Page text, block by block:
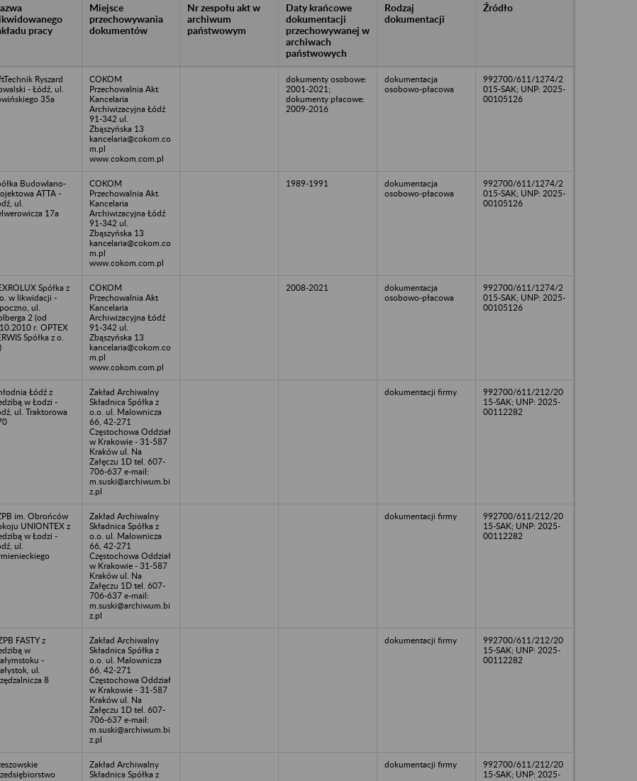
pracy
Miejsce
przechowywania
dokumentów
Nr zespołu akt w
archiwum
państwowym
Daty krańcowe
dokumentacji
przechowywanej w
archiwach
państwowych
Rodzaj
dokumentacji
Źródło
Ryszard
- Łódź, ul.
35a
COKOM
Przechowalnia Akt
Kancelaria
Archiwizacyjna Łódź
91-342 ul.
Zbąszyńska 13
kancelaria@cokom.co
m.pl
www.cokom.com.pl
dokumenty osobowe:
2001-2021;
dokumenty płacowe:
2009-2016
dokumentacja
osobowo-płacowa
992700/611/1274/2
015-SAK; UNP: 2025-
00105126
Budowlano-
ATTA -
ul.
17a
COKOM
Przechowalnia Akt
Kancelaria
Archiwizacyjna Łódź
91-342 ul.
Zbąszyńska 13
kancelaria@cokom.co
m.pl
www.cokom.com.pl
1989-1991
dokumentacja
osobowo-płacowa
992700/611/1274/2
015-SAK; UNP: 2025-
00105126
Spółka z
w likwidacji -
ul.
2 (od
r. OPTEX
Spółka z o.
COKOM
Przechowalnia Akt
Kancelaria
Archiwizacyjna Łódź
91-342 ul.
Zbąszyńska 13
kancelaria@cokom.co
m.pl
www.cokom.com.pl
2008-2021
dokumentacja
osobowo-płacowa
992700/611/1274/2
015-SAK; UNP: 2025-
00105126
Łódź z
w Łodzi -
ul. Traktorowa
Zakład Archiwalny
Składnica Spółka z
o.o. ul. Malownicza
66, 42-271
Częstochowa Oddział
w Krakowie - 31-587
Kraków ul. Na
Załęczu 1D tel. 607-
706-637 e-mail:
m.suski@archiwum.bi
z.pl
dokumentacji firmy
992700/611/212/20
15-SAK; UNP: 2025-
00112282
im. Obrońców
UNIONTEX z
w Łodzi -
ul.
Zakład Archiwalny
Składnica Spółka z
o.o. ul. Malownicza
66, 42-271
Częstochowa Oddział
w Krakowie - 31-587
Kraków ul. Na
Załęczu 1D tel. 607-
706-637 e-mail:
m.suski@archiwum.bi
z.pl
dokumentacji firmy
992700/611/212/20
15-SAK; UNP: 2025-
00112282
FASTY z
w
-
ul.
8
Zakład Archiwalny
Składnica Spółka z
o.o. ul. Malownicza
66, 42-271
Częstochowa Oddział
w Krakowie - 31-587
Kraków ul. Na
Załęczu 1D tel. 607-
706-637 e-mail:
m.suski@archiwum.bi
z.pl
dokumentacji firmy
992700/611/212/20
15-SAK; UNP: 2025-
00112282
Zakład Archiwalny
Składnica Spółka z
dokumentacji firmy
992700/611/212/20
15-SAK; UNP: 2025-